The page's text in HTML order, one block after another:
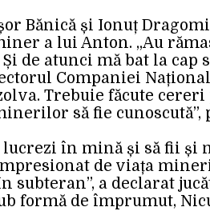
Bănică și Ionuț
a lui Anton. „Au
de atunci mă bat la cap
Companiei
Trebuie făcute
să fie cunoscută”,
lucrezi în mină și să fii și
de viața
subteran”, a declarat
formă de împrumut,